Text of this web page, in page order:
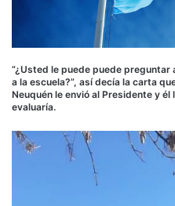
“¿Usted le puede puede
a la escuela?”, así decía la carta
Neuquén le envió al Presidente y
evaluaría.